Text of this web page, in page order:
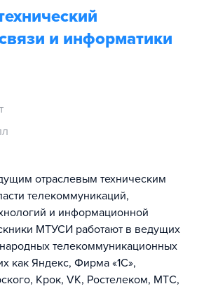
и информатики
отраслевым техническим
телекоммуникаций,
и информационной
МТУСИ работают в ведущих
телекоммуникационных
как Яндекс, Фирма «1С»,
Крок, VK, Ростелеком, МТС,